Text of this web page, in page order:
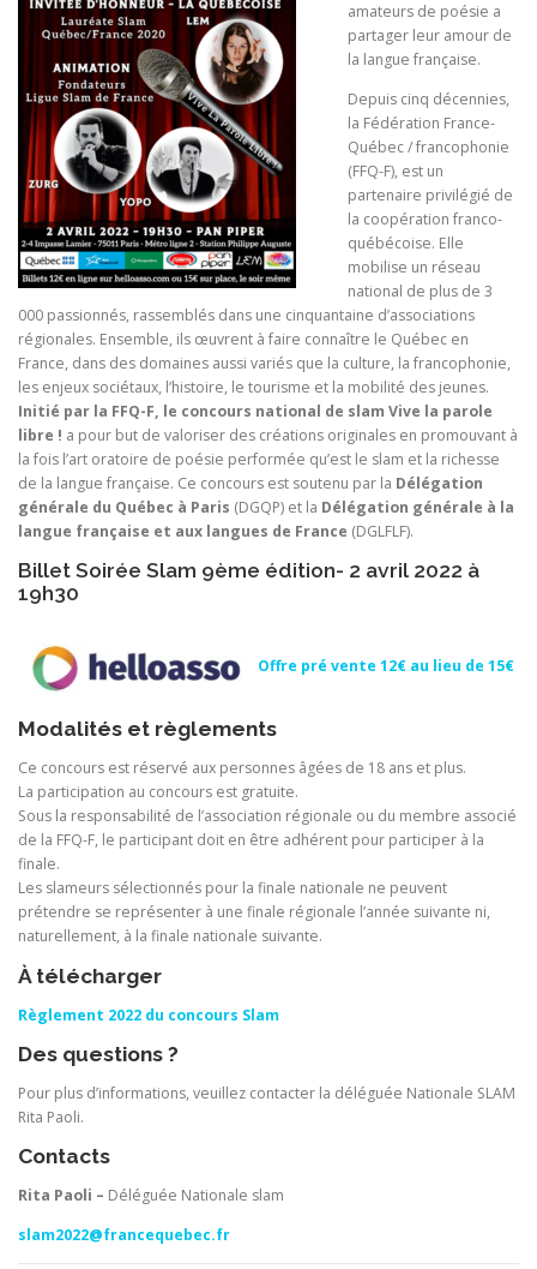
amateurs de poésie a
partager leur amour de
la langue française.
Depuis cinq décennies,
la Fédération France-
Québec / francophonie
(FFQ-F), est un
partenaire privilégié de
la coopération franco-
québécoise. Elle
mobilise un réseau
national de plus de 3
000 passionnés, rassemblés dans une cinquantaine d’associations
régionales. Ensemble, ils œuvrent à faire connaître le Québec en
France, dans des domaines aussi variés que la culture, la francophonie,
les enjeux sociétaux, l’histoire, le tourisme et la mobilité des jeunes.
Initié par la FFQ-F, le concours national de slam Vive la parole
libre ! a pour but de valoriser des créations originales en promouvant à
la fois l’art oratoire de poésie performée qu’est le slam et la richesse
de la langue française. Ce concours est soutenu par la Délégation
générale du Québec à Paris (DGQP) et la Délégation générale à la
langue française et aux langues de France (DGLFLF).
Billet Soirée Slam 9ème édition- 2 avril 2022 à
19h30
Offre pré vente 12€ au lieu de 15€
Modalités et règlements
Ce concours est réservé aux personnes âgées de 18 ans et plus.
La participation au concours est gratuite.
Sous la responsabilité de l’association régionale ou du membre associé
de la FFQ-F, le participant doit en être adhérent pour participer à la
finale.
Les slameurs sélectionnés pour la finale nationale ne peuvent
prétendre se représenter à une finale régionale l’année suivante ni,
naturellement, à la finale nationale suivante.
À télécharger
Règlement 2022 du concours Slam
Des questions ?
Pour plus d’informations, veuillez contacter la déléguée Nationale SLAM
Rita Paoli.
Contacts
Rita Paoli – Déléguée Nationale slam
slam2022@francequebec.fr